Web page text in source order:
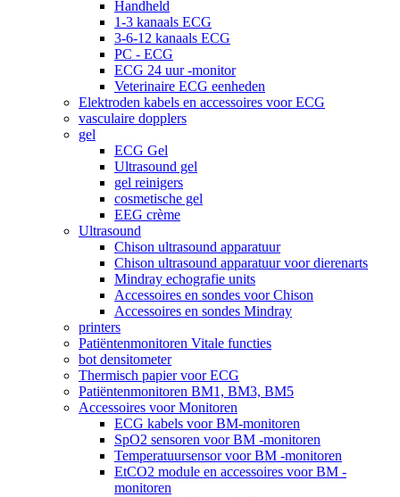
Handheld
1-3 kanaals ECG
3-6-12 kanaals ECG
PC - ECG
ECG 24 uur -monitor
Veterinaire ECG eenheden
Elektroden kabels en accessoires voor ECG
vasculaire dopplers
gel
ECG Gel
Ultrasound gel
gel reinigers
cosmetische gel
EEG crème
Ultrasound
Chison ultrasound apparatuur
Chison ultrasound apparatuur voor dierenarts
Mindray echografie units
Accessoires en sondes voor Chison
Accessoires en sondes Mindray
printers
Patiëntenmonitoren Vitale functies
bot densitometer
Thermisch papier voor ECG
Patiëntenmonitoren BM1, BM3, BM5
Accessoires voor Monitoren
ECG kabels voor BM-monitoren
SpO2 sensoren voor BM -monitoren
Temperatuursensor voor BM -monitoren
EtCO2 module en accessoires voor BM -
monitoren